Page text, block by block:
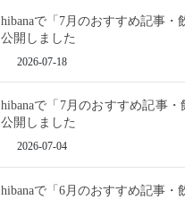
hibanaで「7月のおすすめ記事
公開しました
2026-07-18
hibanaで「7月のおすすめ記事
公開しました
2026-07-04
hibanaで「6月のおすすめ記事